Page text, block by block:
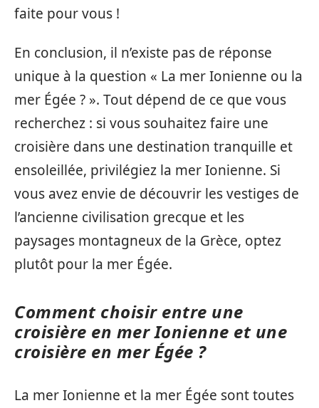
faite pour vous !
En conclusion, il n’existe pas de réponse
unique à la question « La mer Ionienne ou la
mer Égée ? ». Tout dépend de ce que vous
recherchez : si vous souhaitez faire une
croisière dans une destination tranquille et
ensoleillée, privilégiez la mer Ionienne. Si
vous avez envie de découvrir les vestiges de
l’ancienne civilisation grecque et les
paysages montagneux de la Grèce, optez
plutôt pour la mer Égée.
Comment choisir entre une
croisière en mer Ionienne et une
croisière en mer Égée ?
La mer Ionienne et la mer Égée sont toutes